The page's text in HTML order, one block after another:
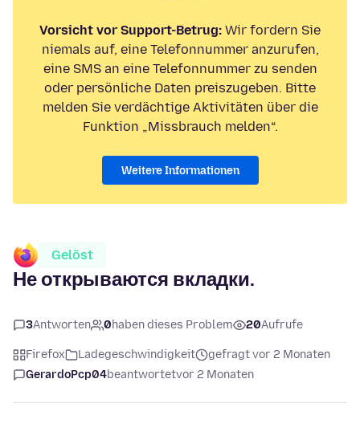
Vorsicht vor Support-Betrug: Wir fordern Sie
niemals auf, eine Telefonnummer anzurufen,
eine SMS an eine Telefonnummer zu senden
oder persönliche Daten preiszugeben. Bitte
melden Sie verdächtige Aktivitäten über die
Funktion „Missbrauch melden“.
Weitere Informationen
Gelöst
Не открываются вкладки.
3Antworten 0haben dieses Problem 20Aufrufe
Firefox Ladegeschwindigkeit
gefragt vor 2 Monaten
GerardoPcp04beantwortetvor 2 Monaten